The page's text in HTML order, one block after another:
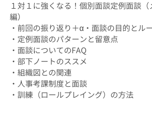
１対１に強くなる！個別面談定例面談（
編）
・前回の振り返り＋α・面談の目的とル
・定例面談のパターンと留意点
・面談についてのFAQ
・部下ノートのススメ
・組織図との関連
・人事考課制度と面談
・訓練（ロールプレイング）の方法